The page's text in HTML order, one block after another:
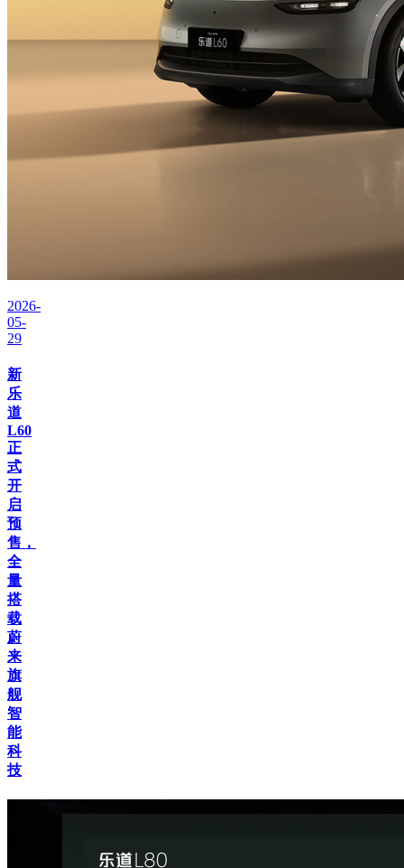
2026-
05-
29
新
乐
道
L60
正
式
开
启
预
售，
全
量
搭
载
蔚
来
旗
舰
智
能
科
技